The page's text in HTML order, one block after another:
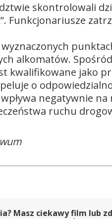
skontrolowali
Funkcjonariusze
alkomatów.
kwalifikowane jako
o
negatywnie
ruchu
Masz ciekawy film lub